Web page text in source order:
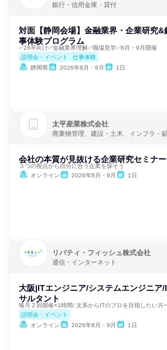
銀行・信用金庫・貸付
対面【静岡会場】金融業界・企業研究&
事体験プログラム
✅28卒向け✅金融業界理解✅職場見学✅8月・9月開催
説明会・イベント
仕事体験
静岡県
2026年8月・9月 1日
太平産業株式会社
廃棄物管理、建設・土木、インフラ・
会社の本質が見抜ける企業研究セミナー
３つの視点から自分に合う企業を探そう
オンライン
2026年8月・9月 1日
リバティ・フィッシュ株式会社
通信・インターネット
大阪|ITエンジニア/システムエンジニア/
サルタント
毎月２回開催×1時間/ 文系からITのプロを目指したい方
説明会・イベント
オンライン
2026年8月・9月 1日